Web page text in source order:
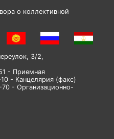
о коллективной
3/2,
- Приемная
- Канцелярия (факс)